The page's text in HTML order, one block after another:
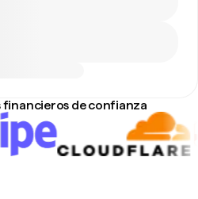
financieros de confianza